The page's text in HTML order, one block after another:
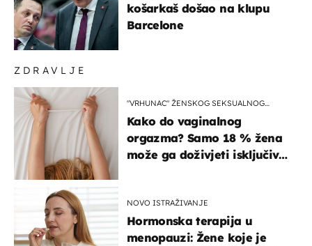
ZDRAVLJE
"VRHUNAC" ŽENSKOG SEKSUALNOG
Kako do vaginalnog
orgazma? Samo 18 % žena
može ga doživjeti isključivo
NOVO ISTRAŽIVANJE
Hormonska terapija u
menopauzi: Žene koje je
košarkaš došao na klupu
Barcelone